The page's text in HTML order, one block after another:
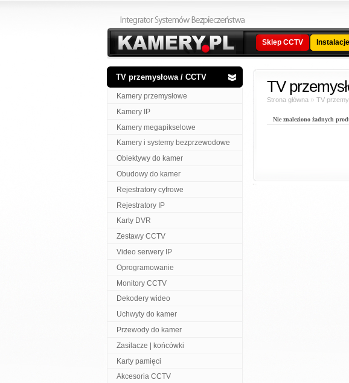
Sklep CCTV Instalacje
TV przemysłowa / CCTV
Kamery przemysłowe
Kamery IP
Kamery megapikselowe
Kamery i systemy bezprzewodowe
Obiektywy do kamer
Obudowy do kamer
Rejestratory cyfrowe
Rejestratory IP
Karty DVR
Zestawy CCTV
Video serwery IP
Oprogramowanie
Monitory CCTV
Dekodery wideo
Uchwyty do kamer
Przewody do kamer
Zasilacze | końcówki
Karty pamięci
Akcesoria CCTV
TV
Strona główna » TV
Nie znaleziono żadnych